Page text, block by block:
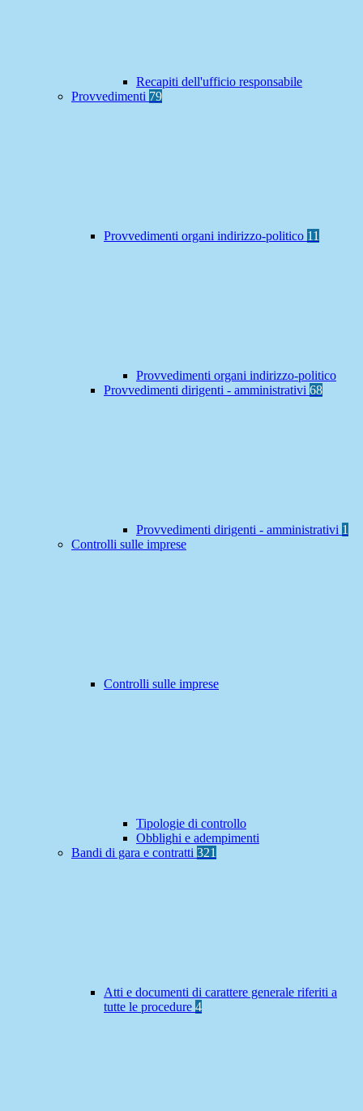
Recapiti dell'ufficio responsabile
Provvedimenti 79
Provvedimenti organi indirizzo-politico 11
Provvedimenti organi indirizzo-politico
Provvedimenti dirigenti - amministrativi 68
Provvedimenti dirigenti - amministrativi 1
Controlli sulle imprese
Controlli sulle imprese
Tipologie di controllo
Obblighi e adempimenti
Bandi di gara e contratti 321
Atti e documenti di carattere generale riferiti a
tutte le procedure 4